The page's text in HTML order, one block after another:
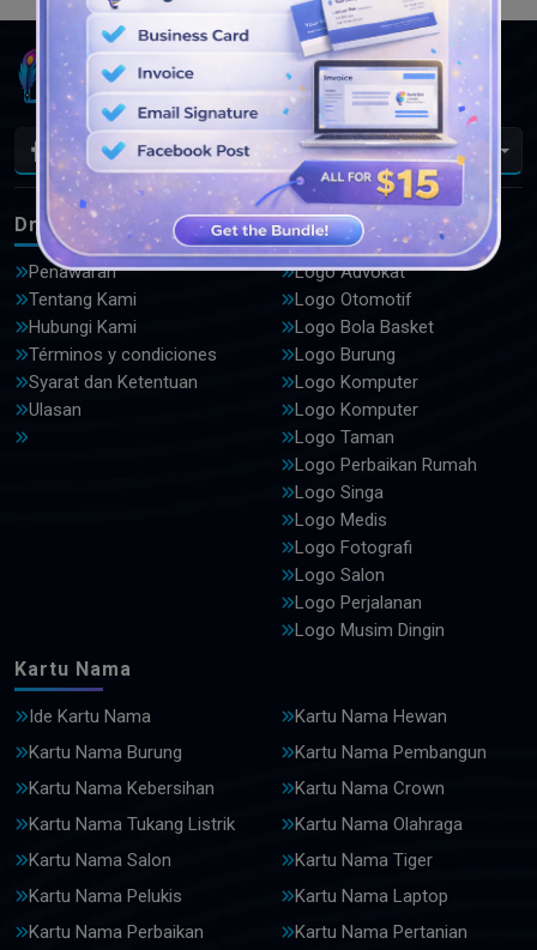
Id
DrawLogo
Penawaran
Tentang Kami
Hubungi Kami
Términos y condiciones
Syarat dan Ketentuan
Ulasan
Logo
Logo Advokat
Logo Otomotif
Logo Bola Basket
Logo Burung
Logo Komputer
Logo Komputer
Logo Taman
Logo Perbaikan Rumah
Logo Singa
Logo Medis
Logo Fotografi
Logo Salon
Logo Perjalanan
Logo Musim Dingin
Kartu Nama
Ide Kartu Nama
Kartu Nama Hewan
Kartu Nama Burung
Kartu Nama Pembangun
Kartu Nama Kebersihan
Kartu Nama Crown
Kartu Nama Tukang Listrik
Kartu Nama Olahraga
Kartu Nama Salon
Kartu Nama Tiger
Kartu Nama Pelukis
Kartu Nama Laptop
Kartu Nama Perbaikan
Kartu Nama Pertanian